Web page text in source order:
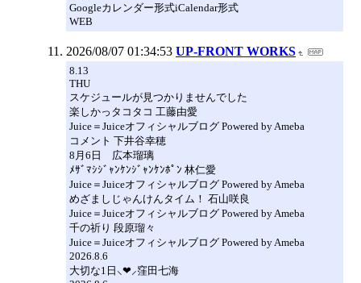
Googleカレンダー形式iCalendar形式
WEB
2026/08/07 01:34:53 UP-FRONT WORKS
8.13
THU
スケジュールが見つかりませんでした
楽しかっタコタコ 工藤由愛
Juice＝Juiceオフィシャルブログ Powered by Ameba
コメント 下井谷幸穂
8月6日 広本瑠璃
ﾒｻﾞﾏｼｼﾞｬﾝｹﾝｼﾞｬﾝｹﾝﾎﾟﾝ 林仁愛
Juice＝Juiceオフィシャルブログ Powered by Ameba
めざましじゃんけんタイム！ 石山咲良
Juice＝Juiceオフィシャルブログ Powered by Ameba
千の祈り 段原瑠々
Juice＝Juiceオフィシャルブログ Powered by Ameba
2026.8.6
大切な1日⸜❤︎⸝窪田七海